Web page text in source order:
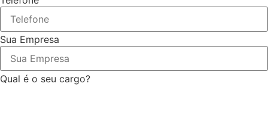
Sua Empresa
Qual é o seu cargo?